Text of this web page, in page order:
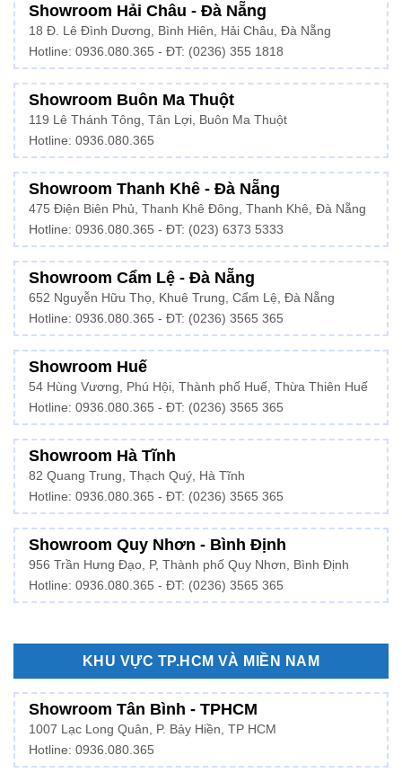
Showroom Hải Châu - Đà Nẵng
18 Đ. Lê Đình Dương, Bình Hiên, Hải Châu, Đà Nẵng
Hotline: 0936.080.365 - ĐT: (0236) 355 1818
Showroom Buôn Ma Thuột
119 Lê Thánh Tông, Tân Lợi, Buôn Ma Thuột
Hotline: 0936.080.365
Showroom Thanh Khê - Đà Nẵng
475 Điện Biên Phủ, Thanh Khê Đông, Thanh Khê, Đà Nẵng
Hotline: 0936.080.365 - ĐT: (023) 6373 5333
Showroom Cẩm Lệ - Đà Nẵng
652 Nguyễn Hữu Thọ, Khuê Trung, Cẩm Lệ, Đà Nẵng
Hotline: 0936.080.365 - ĐT: (0236) 3565 365
Showroom Huế
54 Hùng Vương, Phú Hội, Thành phố Huế, Thừa Thiên Huế
Hotline: 0936.080.365 - ĐT: (0236) 3565 365
Showroom Hà Tĩnh
82 Quang Trung, Thạch Quý, Hà Tĩnh
Hotline: 0936.080.365 - ĐT: (0236) 3565 365
Showroom Quy Nhơn - Bình Định
956 Trần Hưng Đạo, P, Thành phố Quy Nhơn, Bình Định
Hotline: 0936.080.365 - ĐT: (0236) 3565 365
KHU VỰC TP.HCM VÀ MIỀN NAM
Showroom Tân Bình - TPHCM
1007 Lạc Long Quân, P. Bảy Hiền, TP HCM
Hotline: 0936.080.365